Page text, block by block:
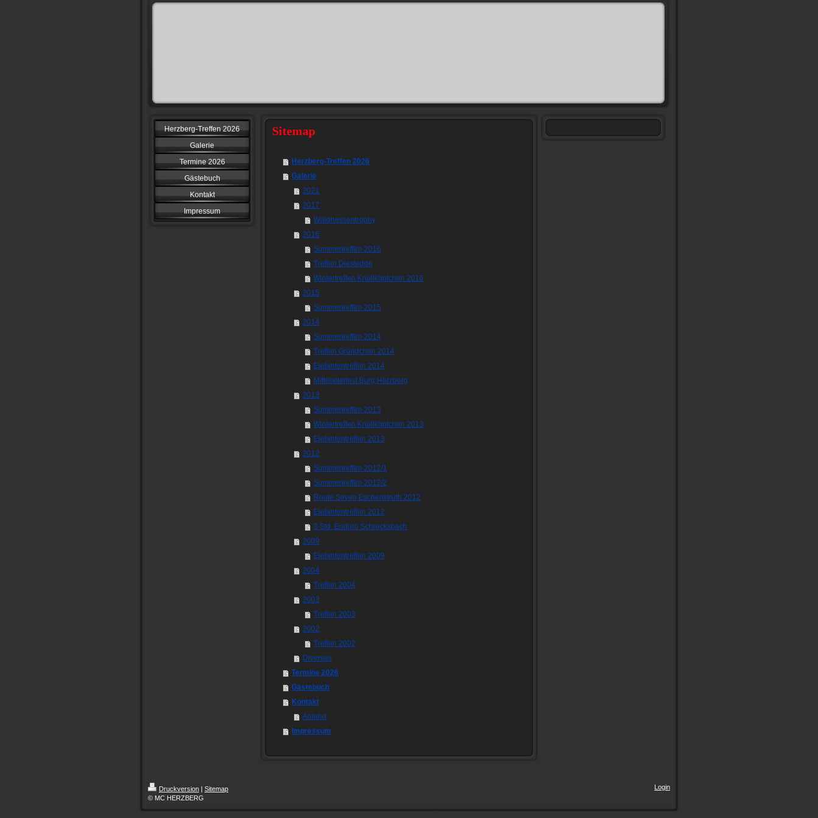
Herzberg-Treffen 2026
Galerie
Termine 2026
Gästebuch
Kontakt
Impressum
Sitemap
Herzberg-Treffen 2026
Galerie
2021
2017
Waldhessentrophy
2016
Sommertreffen 2016
Treffen Diestedde
Wintertreffen Knüllköpfchen 2016
2015
Sommertreffen 2015
2014
Sommertreffen 2014
Treffen Gründchen 2014
Elefantentreffen 2014
Mittelalterfest Burg Herzberg
2013
Sommertreffen 2013
Wintertreffen Knüllköpfchen 2013
Elefantentreffen 2013
2012
Sommertreffen 2012/1
Sommertreffen 2012/2
Route Seven Eschenstruth 2012
Elefantentreffen 2012
3 Std. Enduro Schrecksbach
2009
Elefantentreffen 2009
2004
Treffen 2004
2003
Treffen 2003
2002
Treffen 2002
Diverses
Termine 2026
Gästebuch
Kontakt
Anfahrt
Impressum
Druckversion | Sitemap
© MC HERZBERG
Login